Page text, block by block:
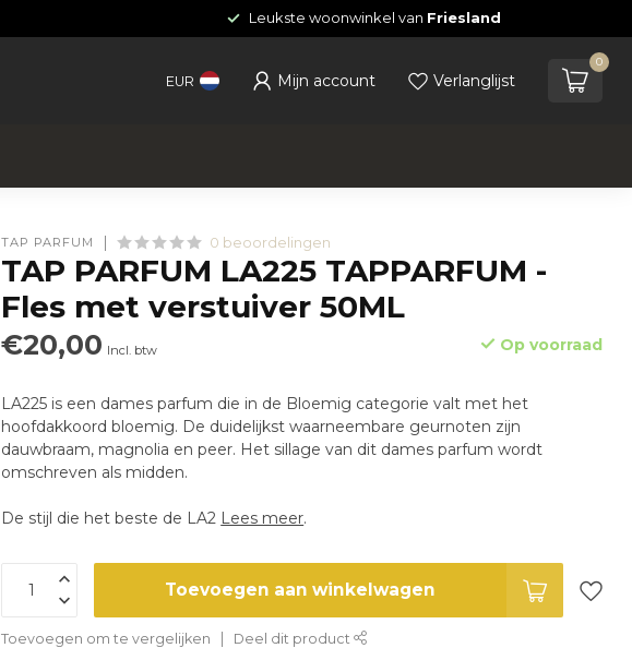
Leukste woonwinkel van Friesland
EUR Mijn account Verlanglijst
0
TAP PARFUM 0 beoordelingen
TAP PARFUM LA225 TAPPARFUM -
Fles met verstuiver 50ML
€20,00 Incl. btw Op voorraad
LA225 is een dames parfum die in de Bloemig categorie valt met het
hoofdakkoord bloemig. De duidelijkst waarneembare geurnoten zijn
dauwbraam, magnolia en peer. Het sillage van dit dames parfum wordt
omschreven als midden.
De stijl die het beste de LA2 Lees meer.
Toevoegen aan winkelwagen
Toevoegen om te vergelijken Deel dit product